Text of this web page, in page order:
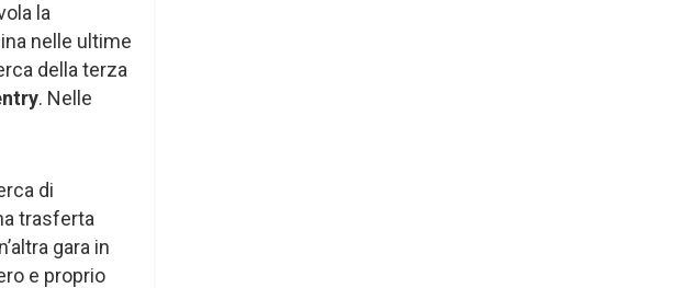
la
nelle ultime
della terza
. Nelle
di
trasferta
gara in
e proprio